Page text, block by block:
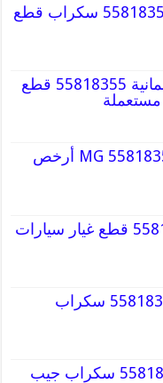
قطع غيار كاديلاك 55818355 سكراب قطع
قطع غيار سيارات المانية 55818355 قطع
مستعملة
قطع غيار أم جي MG 55818355 أرخص
قطع غيار كيا 55818355 قطع غيار سيارات
قطع غيار باجيرو 55818355 سكراب
قطع غيار جيب 55818355 سكراب جيب